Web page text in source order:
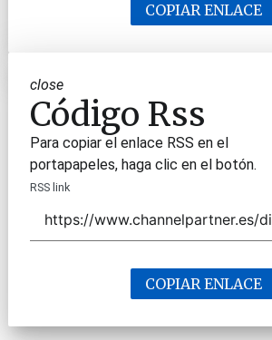
COPIAR ENLACE
close
Código Rss
Para copiar el enlace RSS en el
portapapeles, haga clic en el botón.
RSS link
COPIAR ENLACE